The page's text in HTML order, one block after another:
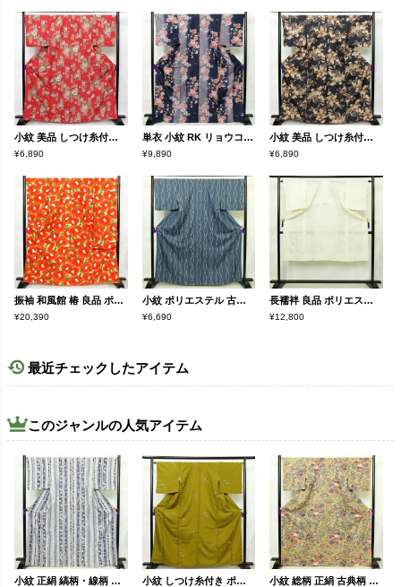
小紋 美品 しつけ糸付き ポリエステル 古典柄 袷仕立て 身丈166cm 裄丈68.5cm 赤・朱
¥6,890
単衣 小紋 RK リョウコキクチ ポリエステル 花柄 単衣仕立て 身丈170cm 裄丈68cm 一部しつけ糸付き 青・紺
¥9,890
小紋 美品 しつけ糸付き ポリエステル 花柄 袷仕立て 身丈167cm 裄丈68.5cm 青・紺
¥6,890
振袖 和風館 椿 良品 ポリエステル 花柄 袷仕立て 身丈167cm 裄丈69.5cm 着物 クリーム
¥20,390
小紋 ポリエステル 古典柄 袷仕立て 身丈165.5cm 裄丈68.5cm 着物 青・紺
¥6,690
長襦袢 良品 ポリエステル 古典柄 袖無双・胴抜き 身丈131.5cm 裄丈64cm リサイクル着物 着物 フォーマル クリーム
¥12,800
最近チェックしたアイテム
このジャンルの人気アイテム
小紋 正絹 縞柄・線柄 袷仕立て 身丈168cm 裄丈68cm 金彩 着物 青・紺 小紋 しつけ糸付き ポリエステル 蝶・昆虫柄 袷仕立て 身丈161cm 裄丈66.5cm リサイクル着物 着物 黄・黄土色 小紋 総柄 正絹 古典柄 袷仕立て 身丈168cm 裄丈67cm 着物 黄・黄土色